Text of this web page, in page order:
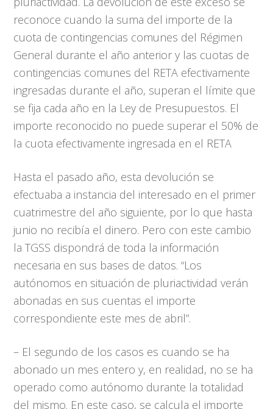
reconoce cuando la suma del importe de la
cuota de contingencias comunes del Régimen
General durante el año anterior y las cuotas de
contingencias comunes del RETA efectivamente
ingresadas durante el año, superan el límite que
se fija cada año en la Ley de Presupuestos. El
importe reconocido no puede superar el 50% de
la cuota efectivamente ingresada en el RETA
Hasta el pasado año, esta devolución se
efectuaba a instancia del interesado en el primer
cuatrimestre del año siguiente, por lo que hasta
junio no recibía el dinero. Pero con este cambio
la TGSS dispondrá de toda la información
necesaria en sus bases de datos. “Los
autónomos en situación de pluriactividad verán
abonadas en sus cuentas el importe
correspondiente este mes de abril”.
– El segundo de los casos es cuando se ha
abonado un mes entero y, en realidad, no se ha
operado como autónomo durante la totalidad
del mismo. En este caso, se calcula el importe